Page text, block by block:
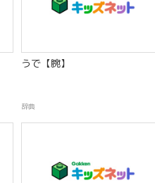
うで【腕】
辞典